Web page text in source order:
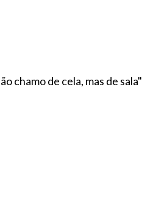
chamo de cela, mas de sala"